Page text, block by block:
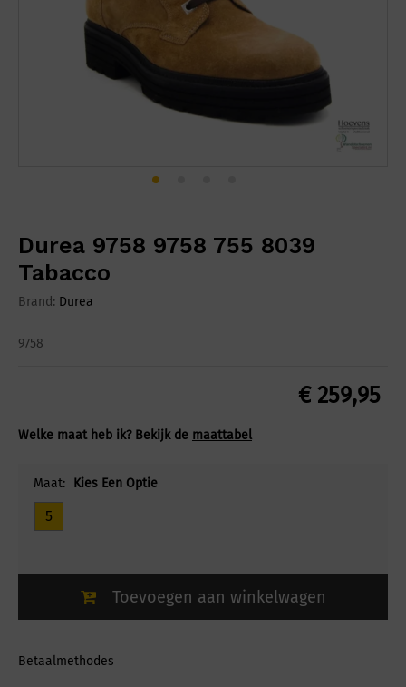
Durea 9758 9758 755 8039
Tabacco
Brand: Durea
9758
€259,95
Welke maat heb ik? Bekijk de maattabel
Maat: Kies Een Optie
5
Toevoegen aan winkelwagen
Betaalmethodes